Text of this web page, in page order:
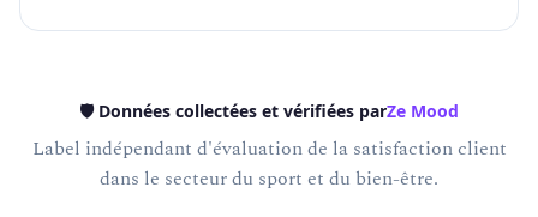
🛡️ Données collectées et vérifiées parZe Mood
Label indépendant d'évaluation de la satisfaction client
dans le secteur du sport et du bien-être.